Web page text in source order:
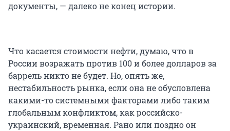
документы, — далеко не конец истории.
Что касается стоимости нефти, думаю, что в
России возражать против 100 и более долларов за
баррель никто не будет. Но, опять же,
нестабильность рынка, если она не обусловлена
какими-то системными факторами либо таким
глобальным конфликтом, как российско-
украинский, временная. Рано или поздно он